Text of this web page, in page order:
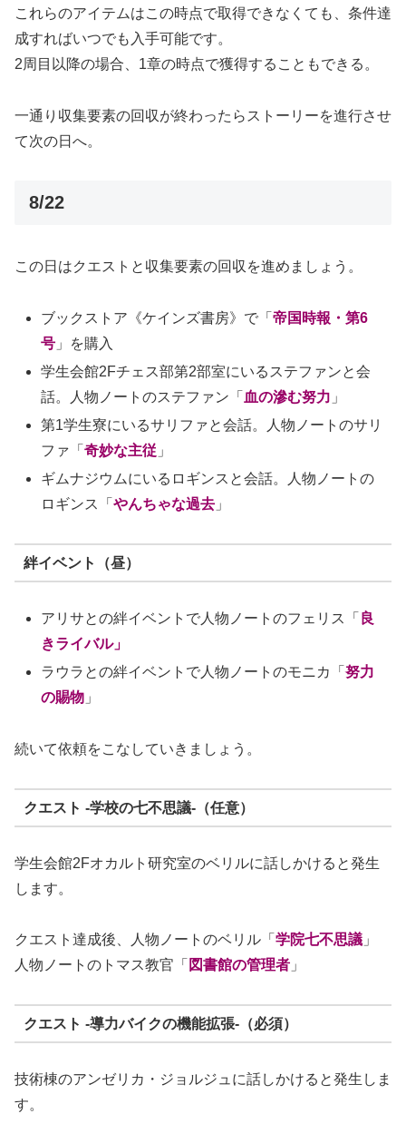
これらのアイテムはこの時点で取得できなくても、条件達
成すればいつでも入手可能です。
2周目以降の場合、1章の時点で獲得することもできる。
一通り収集要素の回収が終わったらストーリーを進行させ
て次の日へ。
8/22
この日はクエストと収集要素の回収を進めましょう。
ブックストア《ケインズ書房》で「帝国時報・第6
号 」を購入
学生会館2Fチェス部第2部室にいるステファンと会
話。人物ノートのステファン「 血の滲む努力 」
第1学生寮にいるサリファと会話。人物ノートのサリ
ファ「奇妙な主従 」
ギムナジウムにいるロギンスと会話。人物ノートの
ロギンス「やんちゃな過去 」
絆イベント（昼）
アリサとの絆イベントで人物ノートのフェリス「 良
きライバル」
ラウラとの絆イベントで人物ノートのモニカ「努力
の賜物 」
続いて依頼をこなしていきましょう。
クエスト -学校の七不思議-（任意）
学生会館2Fオカルト研究室のベリルに話しかけると発生
します。
クエスト達成後、人物ノートのベリル「 学院七不思議 」
人物ノートのトマス教官「 図書館の管理者 」
クエスト -導力バイクの機能拡張-（必須）
技術棟のアンゼリカ・ジョルジュに話しかけると発生しま
す。